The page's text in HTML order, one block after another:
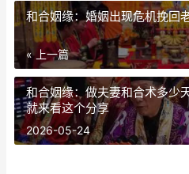
和合姻缘：婚姻出现危机挽回
« 上一篇
和合姻缘：做夫妻和合术多少
就来看这个分享
2026-05-24